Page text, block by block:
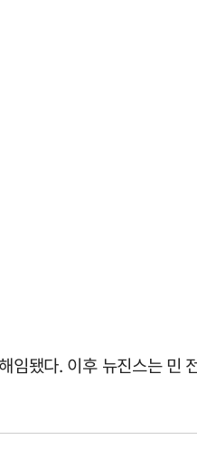
됐다. 이후 뉴진스는